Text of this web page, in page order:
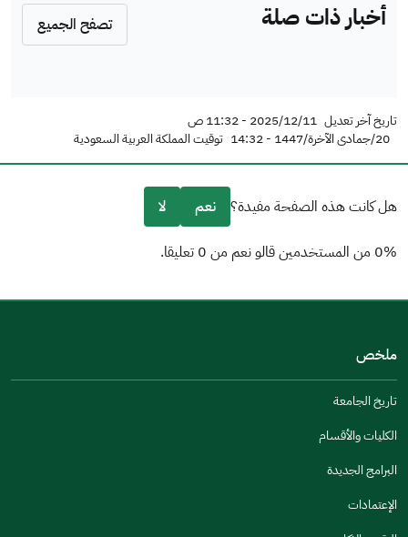
أخبار ذات صلة تصفح الجميع
تاريخ آخر تعديل 2025/12/11 - 11:32 ص
20/جمادى الآخرة/1447 - 14:32
توقيت المملكة العربية السعودية
هل كانت هذه الصفحة مفيدة؟ نعم لا
0% من المستخدمين قالو نعم من 0 تعليقا.
مكتوبة بشكل جيد
الإجابات كانت مرتبطة
تصميمه يجعله سهل القراءة
أخرى
ملخص
تاريخ الجامعة
الكليات والأقسام
البرامج الجديدة
الإعتمادات